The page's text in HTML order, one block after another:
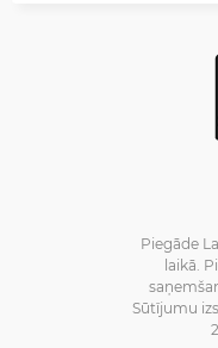
Piegāde
laikā.
Sūtījumu